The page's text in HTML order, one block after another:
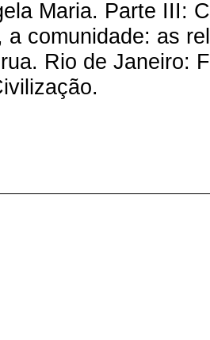
Maria. Parte III:
a comunidade: as
Rio de Janeiro: